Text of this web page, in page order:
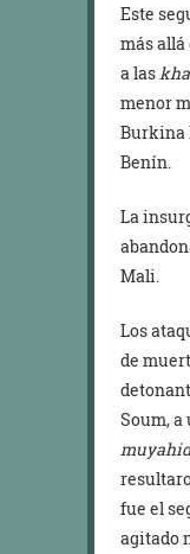
Este
más
a las
menor
Burkina
Benín.
La
Mali.
Los
de
Soum,
fue el
agitado